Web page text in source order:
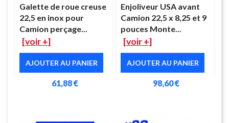
Galette de roue creuse
22,5 en inox pour
Camion perçage...
[voir +]
AJOUTER AU PANIER
61,88 €
Enjoliveur USA avant
Camion 22,5 x 8,25 et 9
pouces Monte...
[voir +]
AJOUTER AU PANIER
98,60 €